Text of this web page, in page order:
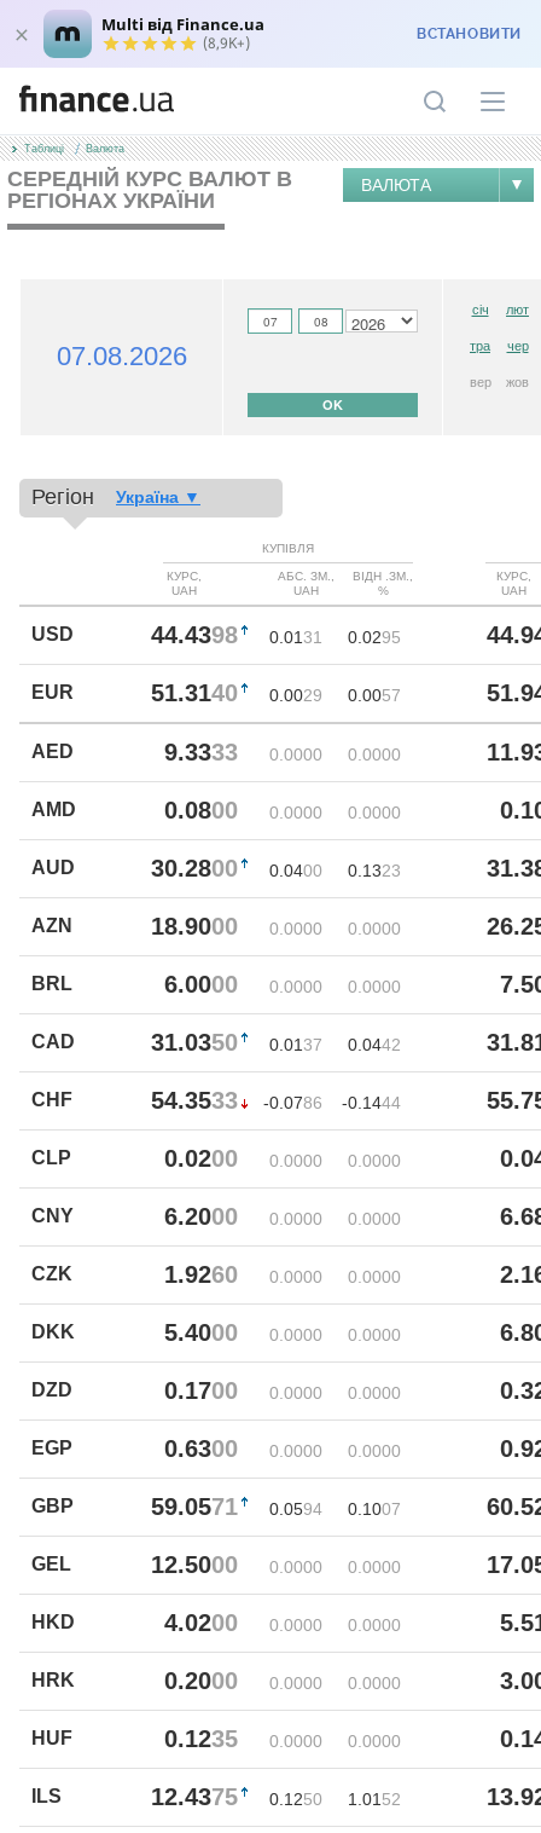
Multi від Finance.ua
(8,9K+) ВСТАНОВИТИ
Таблиці Валюта
ВАЛЮТА
СЕРЕДНІЙ КУРС ВАЛЮТ В
РЕГІОНАХ УКРАЇНИ
07.08.2026
січ лют
тра чер
вер жов
Регіон Україна ▼
КУПІВЛЯ
КУРС,
UAH
АБС. ЗМ.,
UAH
ВІДН .ЗМ.,
%
КУРС,
UAH
USD 44.4398 0.01 31 0.0295
EUR 51.3140 0.0029 0.0057
AED 9.3333 0.0000 0.0000
AMD 0.0800 0.0000 0.0000
AUD 30.2800 0.0400 0.1323
AZN 18.9000 0.0000 0.0000
BRL 6.0000 0.0000 0.0000
CAD 31.0350 0.01 37 0.0442
CHF 54.3533 -0.0786 -0.1444
CLP 0.0200 0.0000 0.0000
CNY 6.2000 0.0000 0.0000
CZK 1.9260 0.0000 0.0000
DKK 5.4000 0.0000 0.0000
DZD 0.1700 0.0000 0.0000
EGP 0.6300 0.0000 0.0000
GBP 59.0571 0.0594 0.1007
GEL 12.5000 0.0000 0.0000
HKD 4.0200 0.0000 0.0000
HRK 0.2000 0.0000 0.0000
HUF 0.1235 0.0000 0.0000
ILS 12.4375 0.1250 1.01 52